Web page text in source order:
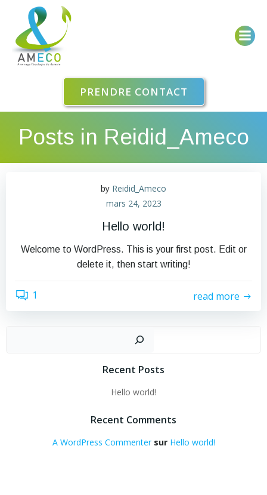
PRENDRE CONTACT
Posts in Reidid_Ameco
by Reidid_Ameco
mars 24, 2023
Hello world!
Welcome to WordPress. This is your first post. Edit or
delete it, then start writing!
1 read more
Recent Posts
Hello world!
Recent Comments
A WordPress Commentersur Hello world!